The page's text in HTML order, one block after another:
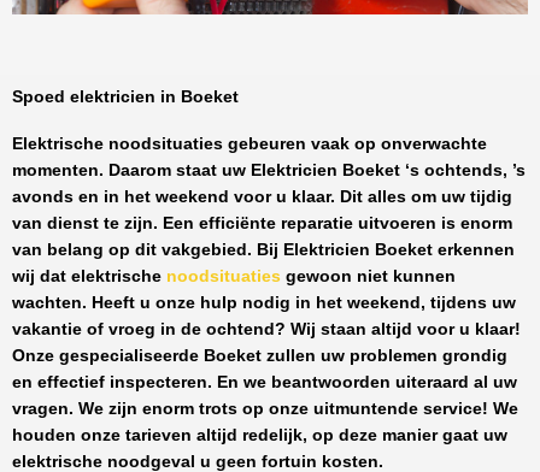
Spoed elektricien in Boeket
Elektrische noodsituaties gebeuren vaak op onverwachte
momenten. Daarom staat uw Elektricien Boeket ‘s ochtends, ’s
avonds en in het weekend voor u klaar. Dit alles om uw tijdig
van dienst te zijn. Een efficiënte reparatie uitvoeren is enorm
van belang op dit vakgebied. Bij Elektricien Boeket erkennen
wij dat elektrische noodsituaties gewoon niet kunnen
wachten. Heeft u onze hulp nodig in het weekend, tijdens uw
vakantie of vroeg in de ochtend? Wij staan altijd voor u klaar!
Onze gespecialiseerde Boeket zullen uw problemen grondig
en effectief inspecteren. En we beantwoorden uiteraard al uw
vragen. We zijn enorm trots op onze uitmuntende service! We
houden onze tarieven altijd redelijk, op deze manier gaat uw
elektrische noodgeval u geen fortuin kosten.